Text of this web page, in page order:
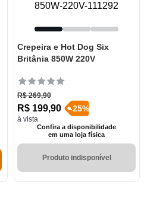
Crepeira e Hot Dog Six
Britânia 850W 220V
R$ 269,90
R$ 199,90
à vista
-25%
Confira a disponibilidade
em uma loja física
Produto indisponível